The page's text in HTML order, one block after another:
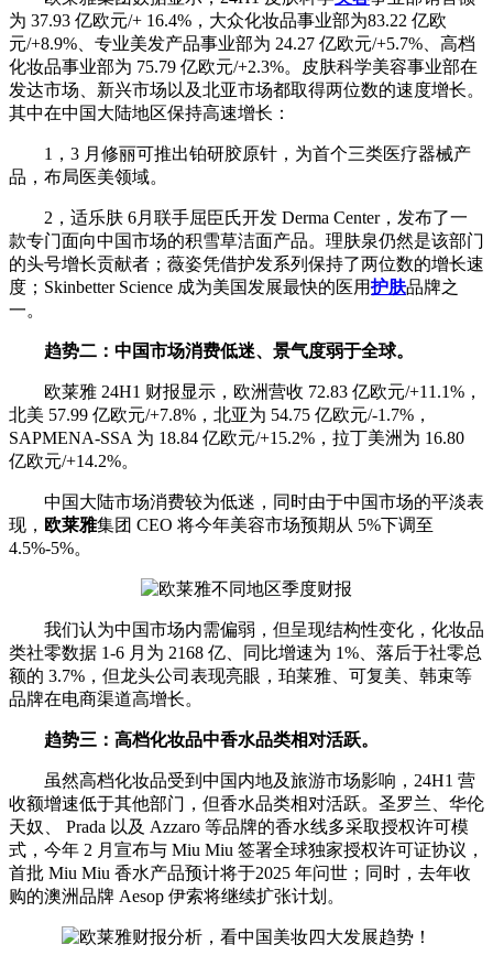
为 37.93 亿欧元/+ 16.4%，大众化妆品事业部为83.22 亿欧
元/+8.9%、专业美发产品事业部为 24.27 亿欧元/+5.7%、高档
化妆品事业部为 75.79 亿欧元/+2.3%。皮肤科学美容事业部在
发达市场、新兴市场以及北亚市场都取得两位数的速度增长。
其中在中国大陆地区保持高速增长：
1，3 月修丽可推出铂研胶原针，为首个三类医疗器械产
品，布局医美领域。
2，适乐肤 6月联手屈臣氏开发 Derma Center，发布了一
款专门面向中国市场的积雪草洁面产品。理肤泉仍然是该部门
的头号增长贡献者；薇姿凭借护发系列保持了两位数的增长速
度；Skinbetter Science 成为美国发展最快的医用护肤品牌之
一。
趋势二：中国市场消费低迷、景气度弱于全球。
欧莱雅 24H1 财报显示，欧洲营收 72.83 亿欧元/+11.1%，
北美 57.99 亿欧元/+7.8%，北亚为 54.75 亿欧元/-1.7%，
SAPMENA-SSA 为 18.84 亿欧元/+15.2%，拉丁美洲为 16.80
亿欧元/+14.2%。
中国大陆市场消费较为低迷，同时由于中国市场的平淡表
现， 欧莱雅集团 CEO 将今年美容市场预期从 5%下调至
4.5%-5%。
我们认为中国市场内需偏弱，但呈现结构性变化，化妆品
类社零数据 1-6 月为 2168 亿、同比增速为 1%、落后于社零总
额的 3.7%，但龙头公司表现亮眼，珀莱雅、可复美、韩束等
品牌在电商渠道高增长。
趋势三：高档化妆品中香水品类相对活跃。
虽然高档化妆品受到中国内地及旅游市场影响，24H1 营
收额增速低于其他部门，但香水品类相对活跃。圣罗兰、华伦
天奴、 Prada 以及 Azzaro 等品牌的香水线多采取授权许可模
式，今年 2 月宣布与 Miu Miu 签署全球独家授权许可证协议，
首批 Miu Miu 香水产品预计将于2025 年问世；同时，去年收
购的澳洲品牌 Aesop 伊索将继续扩张计划。